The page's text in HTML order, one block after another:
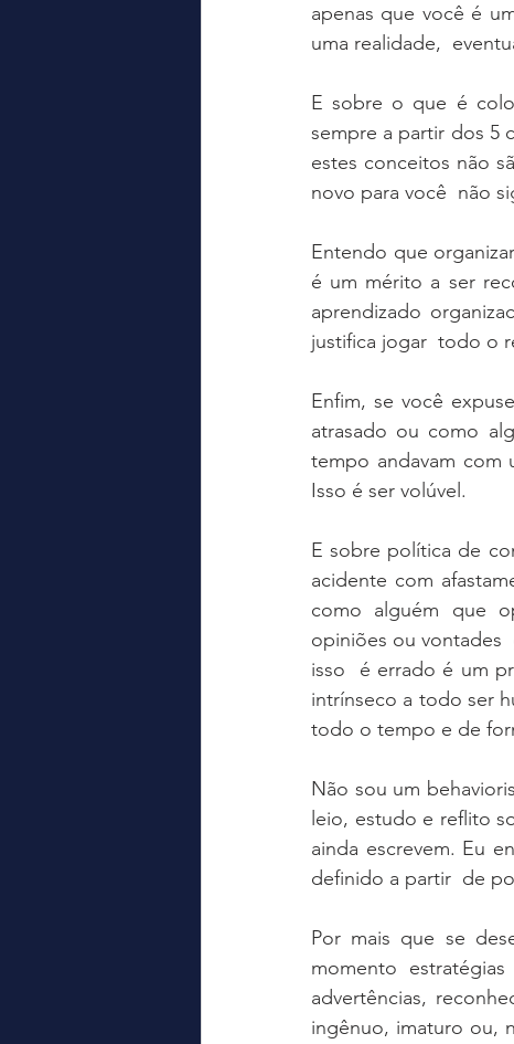
apenas que você é
uma realidade,
E sobre o que é
sempre a partir dos 5
estes conceitos não
novo para você  não
Entendo que
é um mérito a ser
aprendizado
justifica jogar  todo o
Enfim, se você
atrasado ou como
tempo andavam com
Isso é ser volúvel.
E sobre política de
acidente com
como alguém que
opiniões ou vontades
isso  é errado é um
intrínseco a todo ser
todo o tempo e de
Não sou um
leio, estudo e reflito
ainda escrevem. Eu
definido a partir  de
Por mais que se
momento
advertências,
ingênuo, imaturo ou,